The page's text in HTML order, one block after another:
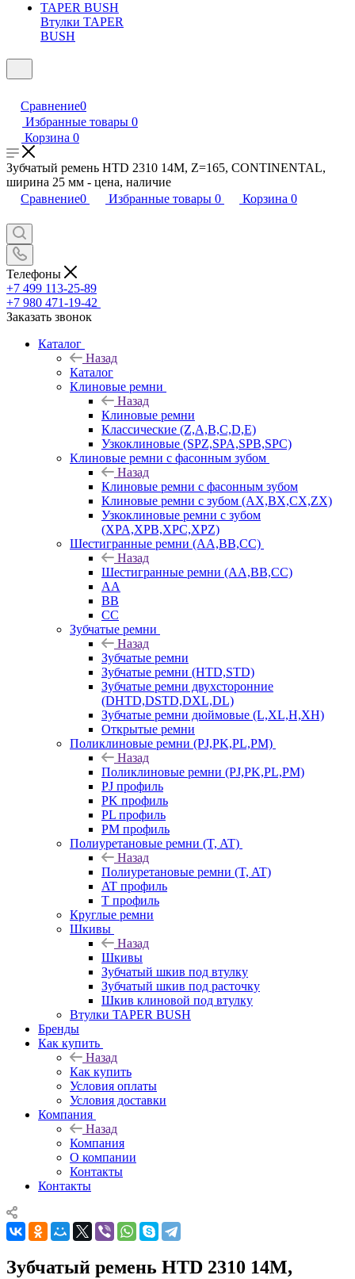
Втулки TAPER
BUSH
Сравнение0
Избранные товары 0
Корзина 0
Зубчатый ремень HTD 2310 14M, Z=165, CONTINENTAL,
ширина 25 мм - цена, наличие
Сравнение0 Избранные товары 0 Корзина 0
Телефоны
+7 499 113-25-89
+7 980 471-19-42
Заказать звонок
Каталог
Назад
Каталог
Клиновые ремни
Назад
Клиновые ремни
Классические (Z,A,B,C,D,E)
Узкоклиновые (SPZ,SPA,SPB,SPC)
Клиновые ремни с фасонным зубом
Назад
Клиновые ремни с фасонным зубом
Клиновые ремни с зубом (AX,BX,CX,ZX)
Узкоклиновые ремни с зубом
(XPA,XPB,XPC,XPZ)
Шестигранные ремни (AA,BB,CC)
Назад
Шестигранные ремни (AA,BB,CC)
AA
BB
CC
Зубчатые ремни
Назад
Зубчатые ремни
Зубчатые ремни (HTD,STD)
Зубчатые ремни двухсторонние
(DHTD,DSTD,DXL,DL)
Зубчатые ремни дюймовые (L,XL,H,XH)
Открытые ремни
Поликлиновые ремни (PJ,PK,PL,PM)
Назад
Поликлиновые ремни (PJ,PK,PL,PM)
PJ профиль
PK профиль
PL профиль
PM профиль
Полиуретановые ремни (T, AT)
Назад
Полиуретановые ремни (T, AT)
AT профиль
T профиль
Круглые ремни
Шкивы
Назад
Шкивы
Зубчатый шкив под втулку
Зубчатый шкив под расточку
Шкив клиновой под втулку
Втулки TAPER BUSH
Бренды
Как купить
Назад
Как купить
Условия оплаты
Условия доставки
Компания
Назад
Компания
О компании
Контакты
Контакты
Зубчатый ремень HTD 2310 14M,